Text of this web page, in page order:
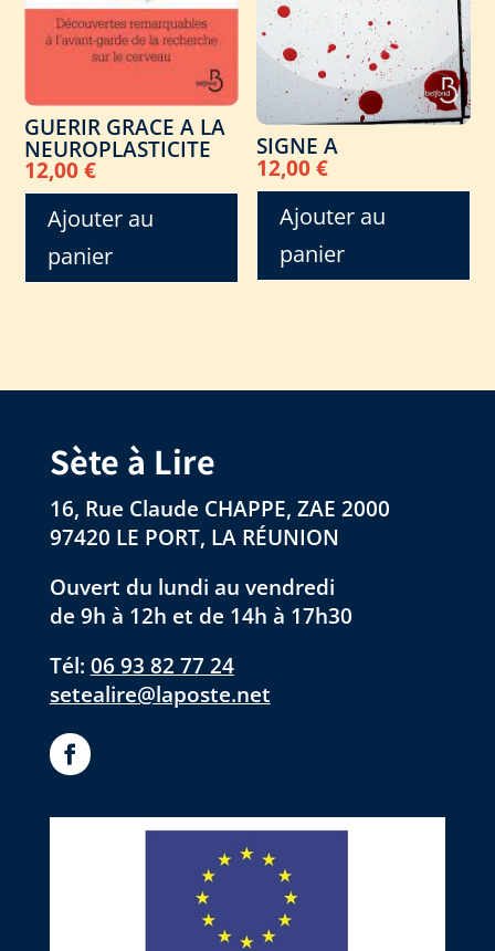
GUERIR GRACE A LA
NEUROPLASTICITE
12,00€
Ajouter au
panier
SIGNE A
12,00€
Ajouter au
panier
Sète à Lire
16, Rue Claude CHAPPE, ZAE 2000
97420 LE PORT, LA RÉUNION
Ouvert du lundi au vendredi
de 9h à 12h et de 14h à 17h30
Tél: 06 93 82 77 24
setealire@laposte.net